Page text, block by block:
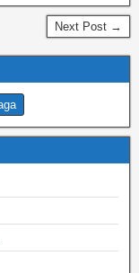
Next Post →